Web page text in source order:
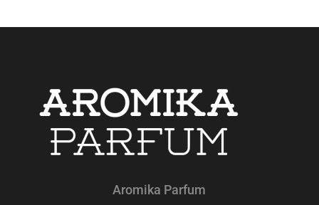
Aromika Parfum